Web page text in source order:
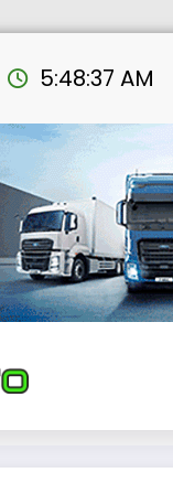
5:48:38 AM